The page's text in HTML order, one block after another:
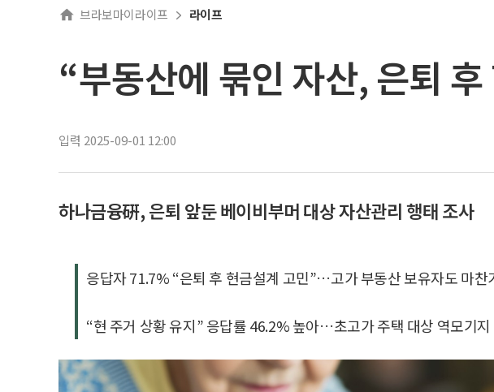
브라보마이라이프 라이프
“부동산에 묶인 자산, 은퇴
입력 2025-09-01 12:00
하나금융硏, 은퇴 앞둔 베이비부머 대상 자산관리 행태 조사
응답자 71.7% “은퇴 후 현금설계 고민”…고가 부동산 보유자도 마찬
“현 주거 상황 유지” 응답률 46.2% 높아…초고가 주택 대상 역모기지